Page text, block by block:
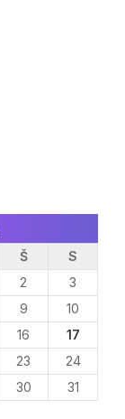
Š
S
2
3
9
10
16
17
23
24
30
31